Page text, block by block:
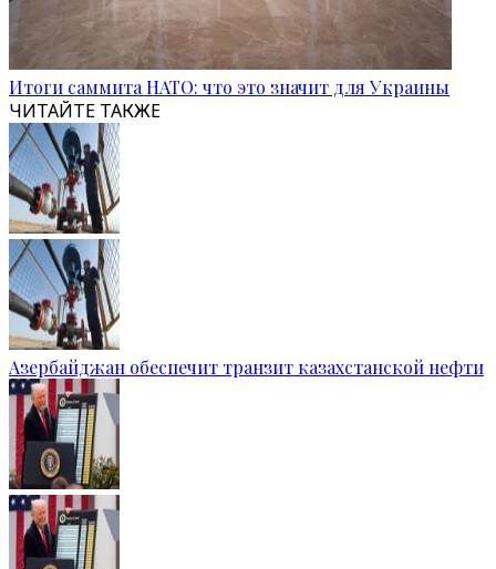
Итоги саммита НАТО: что это значит для Украины
ЧИТАЙТЕ ТАКЖЕ
Азербайджан обеспечит транзит казахстанской нефти